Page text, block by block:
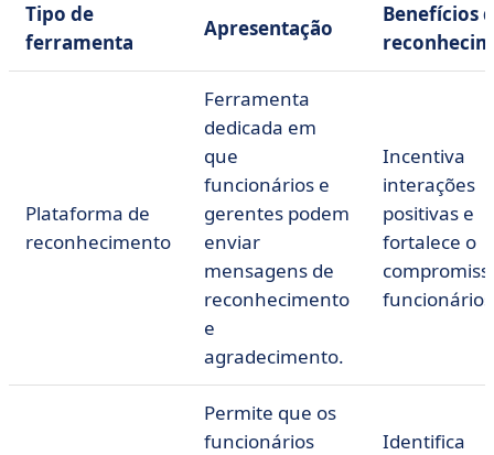
Tipo de
ferramenta
Apresentação
Benefícios
Plataforma de
reconhecimento
Ferramenta
dedicada em
que
funcionários e
gerentes podem
enviar
mensagens de
reconhecimento
e
agradecimento.
Incentiva
interações
positivas e
fortalece o
Permite que os
funcionários
Identifica